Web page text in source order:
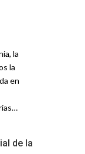
la
la
en
de la